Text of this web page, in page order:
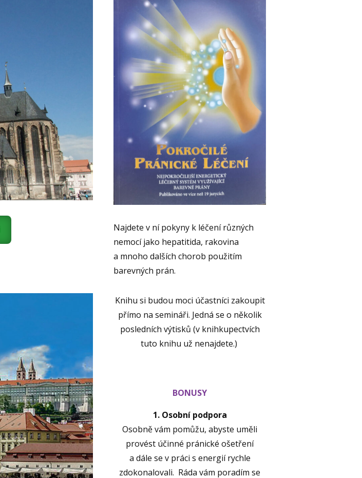
Najdete v ní pokyny k léčení různých
nemocí jako hepatitida, rakovina
a mnoho dalších chorob použitím
barevných prán.
Knihu si budou moci účastníci zakoupit
přímo na semináři. Jedná se o několik
posledních výtisků (v knihkupectvích
tuto knihu už nenajdete.)
BONUSY
1. Osobní podpora
Osobně vám pomůžu, abyste uměli
provést účinné pránické ošetření
a dále se v práci s energií rychle
zdokonalovali. Ráda vám poradím se